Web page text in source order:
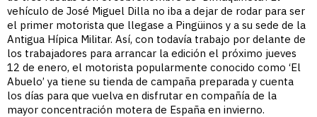
vehículo de José Miguel Dilla no iba a dejar de rodar para ser
el primer motorista que llegase a Pingüinos y a su sede de la
Antigua Hípica Militar. Así, con todavía trabajo por delante de
los trabajadores para arrancar la edición el próximo jueves
12 de enero, el motorista popularmente conocido como ‘El
Abuelo’ ya tiene su tienda de campaña preparada y cuenta
los días para que vuelva en disfrutar en compañía de la
mayor concentración motera de España en invierno.